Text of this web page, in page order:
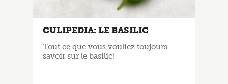
CULIPEDIA: LE BASILIC
Tout ce que vous vouliez toujours
savoir sur le basilic!